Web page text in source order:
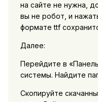
на сайте не нужна,
вы не робот, и
формате ttf
Далее:
Перейдите в
системы. Найдите
Скопируйте